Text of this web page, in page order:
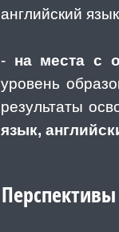
английский
- на места с
уровень
результаты
язык,